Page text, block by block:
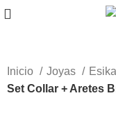
Inicio Joyas
Set Collar + Aretes